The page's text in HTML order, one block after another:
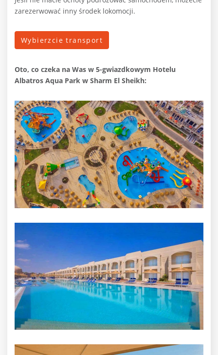
zarezerwować inny środek lokomocji.
Wybierzcie transport
Oto, co czeka na Was w 5-gwiazdkowym Hotelu
Albatros Aqua Park w Sharm El Sheikh: